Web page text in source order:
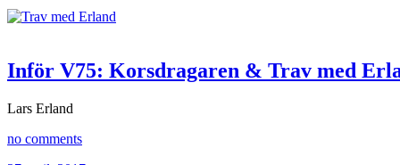
Inför V75: Korsdragaren & Trav med
Lars Erland
no comments